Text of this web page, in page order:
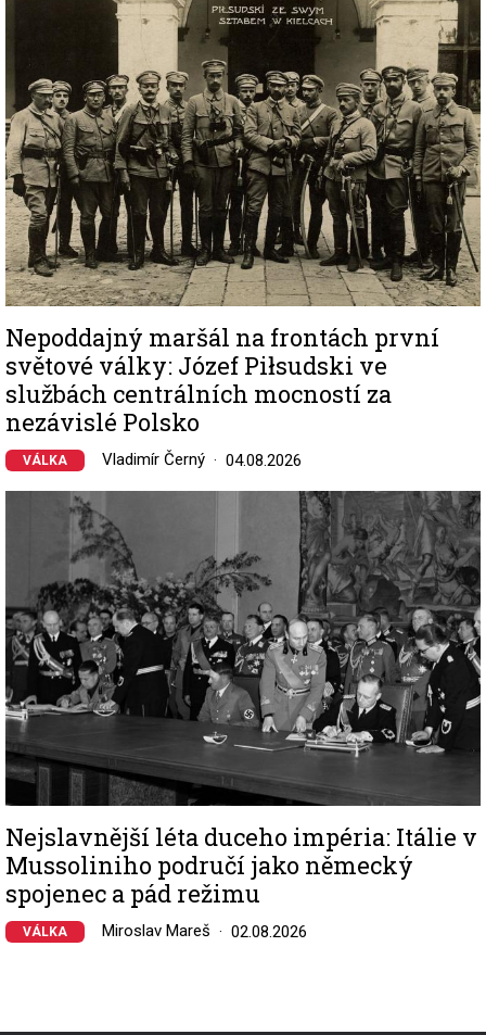
Image
Nepoddajný maršál na frontách první
světové války: Józef Piłsudski ve
službách centrálních mocností za
nezávislé Polsko
VÁLKA Vladimír Černý 04.08.2026
Nejslavnější léta duceho impéria: Itálie v
Mussoliniho područí jako německý
spojenec a pád režimu
VÁLKA Miroslav Mareš 02.08.2026